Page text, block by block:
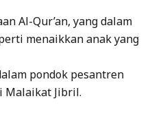
Al-Qur’an, yang dalam
menaikkan anak yang
pondok pesantren
Malaikat Jibril.